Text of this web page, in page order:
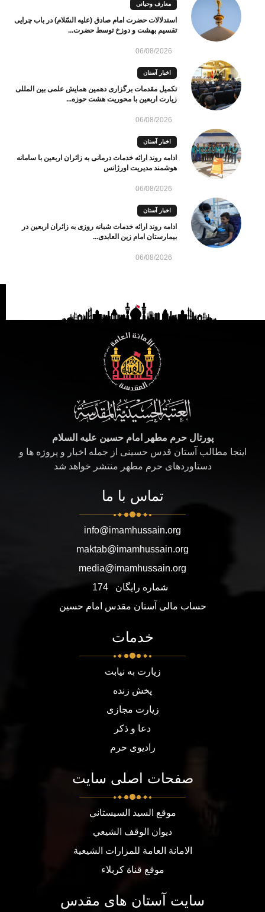
معارف وحیانی
استدلالات حضرت امام صادق (علیه السّلام) در باب چرایی
تقسیم بهشت و دوزخ توسط حضرت...
06/08/2026
اخبار آستان
تکمیل مقدمات برگزاری دهمین همایش علمی بین المللی
زیارت اربعین با محوریت هشت حوزه...
06/08/2026
اخبار آستان
ادامه روند ارائه خدمات درمانی به زائران اربعین با سامانه
هوشمند مدیریت اورژانس
06/08/2026
اخبار آستان
ادامه روند ارائه خدمات شبانه روزی به زائران اربعین در
بیمارستان امام زین العابدی...
06/08/2026
پورتال حرم مطهر امام حسین علیه السلام
اینجا مطالب آستان قدس حسینی از جمله اخبار و پروژه ها و
دستاوردهای حرم مطهر منتشر خواهد شد
تماس با ما
info@imamhussain.org
maktab@imamhussain.org
media@imamhussain.org
شماره رایگان
174
حساب مالی آستان مقدس امام حسین
خدمات
زیارت به نیابت
پخش زنده
زیارت مجازی
دعا و ذکر
رادیوی حرم
صفحات اصلی سایت
موقع السيد السيستاني
ديوان الوقف الشيعي
الامانة العامة للمزارات الشيعية
موقع قناة كربلاء
سایت آستان های مقدس